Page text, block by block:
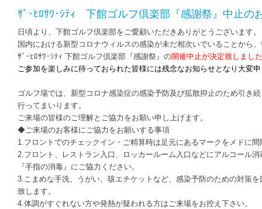
ｻﾞ･ﾋﾛｻﾜ･ｼﾃｨ 下館ゴルフ倶楽部『感謝祭』中止の
日頃より、下館ゴルフ倶楽部をご愛顧いただきありがとうございます。
国内における新型コロナウィルスの感染が未だ相次いでいることから
ｻﾞ･ﾋﾛｻﾜ･ｼﾃｨ 下館ゴルフ倶楽部『感謝祭』の開催中止が決定致しまし
ご参加を楽しみに待っておられた皆様には残念なお知らせとなり大変
ゴルフ場では、新型コロナ感染症の感染予防及び拡散抑止のため引き
行ってまいります。
ご来場の皆様のご理解とご協力をお願い申し上げます。
◆ご来場のお客様にご協力をお願いする事項
1.フロントでのチェックイン・ご精算時は足元にあるマークをメドに
2.フロント、レストラン入口、ロッカールーム入口などにアルコール
『手指の消毒』にご協力ください。
3.こまめな手洗、うがい、咳エチケットなど、感染予防のための対策
致します。
4.体調がすぐれない方や発熱が疑われる方はご来場をお控え下さい。